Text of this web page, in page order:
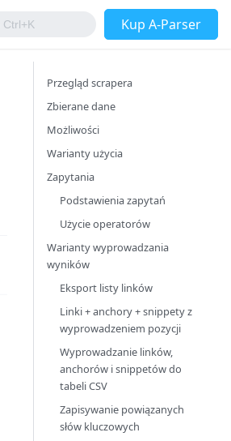
Kup A-Parser
Przegląd scrapera
Zbierane dane
Możliwości
Warianty użycia
Zapytania
Podstawienia zapytań
Użycie operatorów
Warianty wyprowadzania
wyników
Eksport listy linków
Linki + anchory + snippety z
wyprowadzeniem pozycji
Wyprowadzanie linków,
anchorów i snippetów do
tabeli CSV
Zapisywanie powiązanych
słów kluczowych